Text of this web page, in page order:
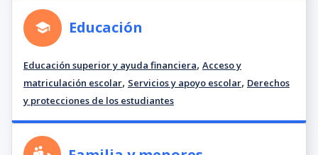
Educación
Educación superior y ayuda financiera, Acceso y
matriculación escolar, Servicios y apoyo escolar, Derechos
y protecciones de los estudiantes